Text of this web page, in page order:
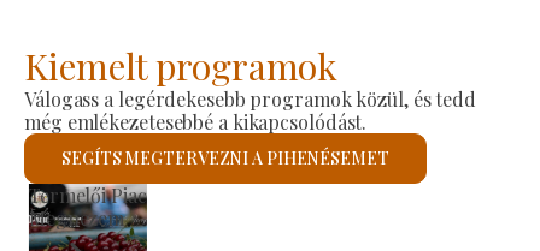
Kiemelt programok
Válogass a legérdekesebb programok közül, és tedd
még emlékezetesebbé a kikapcsolódást.
SEGÍTS MEGTERVEZNI A PIHENÉSEMET
Szent László Római Katolikus Templom
Megnézem